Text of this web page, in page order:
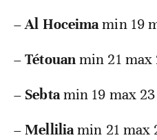
–Al Hoceimamin 19
–Tétouanmin 21 max
– Sebtamin 19 max 23
–Melliliamin 21 max